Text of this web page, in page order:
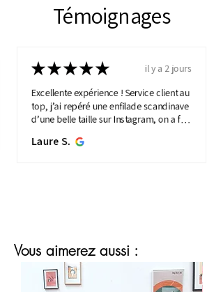
Témoignages
★★★★★
il y a 2 jours
Excellente expérience ! Service client au
top, j’ai repéré une enfilade scandinave
d’une belle taille sur Instagram, on a fait
plus...MONTRE PLUS
Laure S.
Vous aimerez aussi :